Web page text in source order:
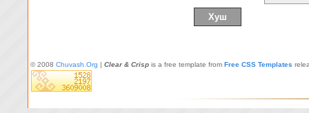
© 2008 Chuvash.Org | Clear & Crisp is a free template from Free CSS Templates